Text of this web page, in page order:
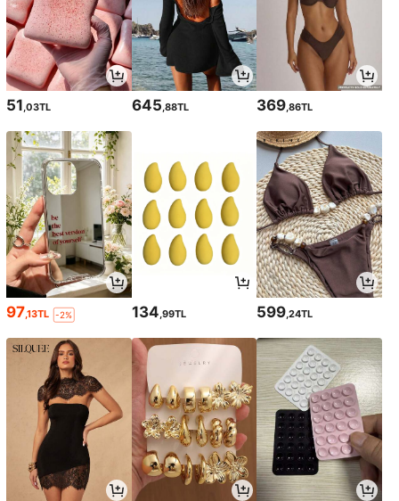
51,03TL 645,88TL 369,86TL
97,13TL -2% 134,99TL 599,24TL